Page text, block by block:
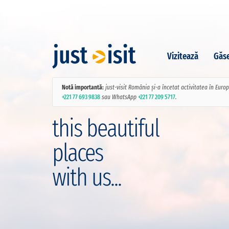
Vizitează
Notă importantă: just-visit România și-a încetat activitatea în
+221 77 693 9838 sau WhatsApp +221 77 209 5717.
this beautiful
places
with us...